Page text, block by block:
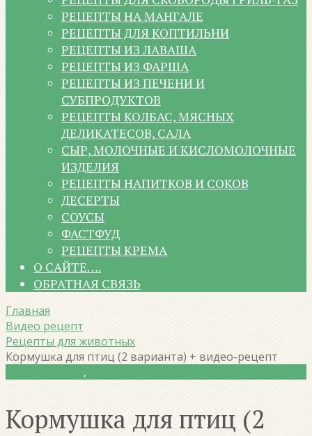
РЕЦЕПТЫ НА МАНГАЛЕ
РЕЦЕПТЫ ДЛЯ КОПТИЛЬНИ
РЕЦЕПТЫ ИЗ ЛАВАША
РЕЦЕПТЫ ИЗ ФАРША
РЕЦЕПТЫ ИЗ ПЕЧЕНИ И
СУБПРОДУКТОВ
РЕЦЕПТЫ КОЛБАС, МЯСНЫХ
ДЕЛИКАТЕСОВ, САЛА
СЫР, МОЛОЧНЫЕ И КИСЛОМОЛОЧНЫЕ
ИЗДЕЛИЯ
РЕЦЕПТЫ НАПИТКОВ И СОКОВ
ДЕСЕРТЫ
СОУСЫ
ФАСТФУД
РЕЦЕПТЫ КРЕМА
О САЙТЕ….
ОБРАТНАЯ СВЯЗЬ
Главная
Видео рецепт
Рецепты для животных
Кормушка для птиц (2 варианта) + видео-рецепт
,
Кормушка для птиц (2